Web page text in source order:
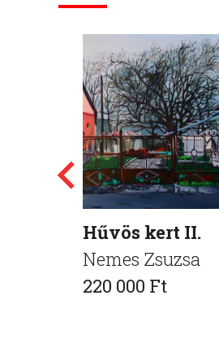
Hűvös kert II.
Nemes Zsuzsa
220 000 Ft